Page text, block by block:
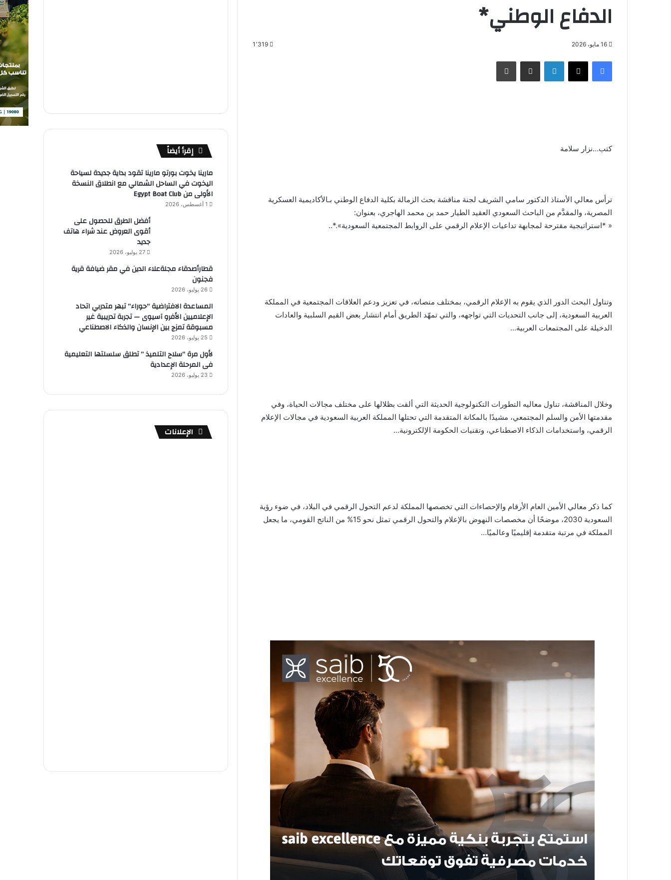
الدفاع الوطني*
16 مايو، 2026 1٬319
فيسبوك X لينكدإن مشاركة عبر البريد طباعة
كتب…نزار سلامة
ترأس معالي الأستاذ الدكتور سامي الشريف لجنة مناقشة بحث الزمالة بكلية الدفاع الوطني بـالأكاديمية العسكرية
المصرية، والمقدَّم من الباحث السعودي العقيد الطيار حمد بن محمد الهاجري، بعنوان:
« *استراتيجية مقترحة لمجابهة تداعيات الإعلام الرقمي على الروابط المجتمعية السعودية».*..
وتناول البحث الدور الذي يقوم به الإعلام الرقمي، بمختلف منصاته، في تعزيز ودعم العلاقات المجتمعية في المملكة
العربية السعودية، إلى جانب التحديات التي تواجهه، والتي تمهّد الطريق أمام انتشار بعض القيم السلبية والعادات
الدخيلة على المجتمعات العربية…
وخلال المناقشة، تناول معاليه التطورات التكنولوجية الحديثة التي ألقت بظلالها على مختلف مجالات الحياة، وفي
مقدمتها الأمن والسلم المجتمعي، مشيدًا بالمكانة المتقدمة التي تحتلها المملكة العربية السعودية في مجالات الإعلام
الرقمي، واستخدامات الذكاء الاصطناعي، وتقنيات الحكومة الإلكترونية…
كما ذكر معالي الأمين العام الأرقام والإحصاءات التي تخصصها المملكة لدعم التحول الرقمي في البلاد، في ضوء رؤية
السعودية 2030، موضحًا أن مخصصات النهوض بالإعلام والتحول الرقمي تمثل نحو 15% من الناتج القومي، ما يجعل
المملكة في مرتبة متقدمة إقليميًا وعالميًا…
الأرصاد: أجواء ربيعية وانخفاض بدرجات
الحرارة والصغرى بالقاهرة تصل 14 درجة
انخفاض بدرجات الحرارة وطقس حار رطب
نهارا معتدل ليلا.. والقاهرة 33 درجة
إقرأ أيضاً
مارينا يخوت بورتو مارينا تقود بداية جديدة لسياحة
اليخوت في الساحل الشمالي مع انطلاق النسخة
الأولى من Egypt Boat Club
1 أغسطس، 2026
أفضل الطرق للحصول على
أقوى العروض عند شراء هاتف
جديد
27 يوليو، 2026
قطارأصدقاء مجلةعلاء الدين في مقر ضيافة قرية
فجنون
26 يوليو، 2026
المساعدة الافتراضية “حوراء” تبهر متدربي اتحاد
الإعلاميين الأفرو آسيوى — تجربة تدريبية غير
مسبوقة تمزج بين الإنسان والذكاء الاصطناعي
25 يوليو، 2026
لأول مرة “سلاح التلميذ ” تطلق سلسلتها التعليمية
فى المرحلة الإعدادية
23 يوليو، 2026
الإعلانات